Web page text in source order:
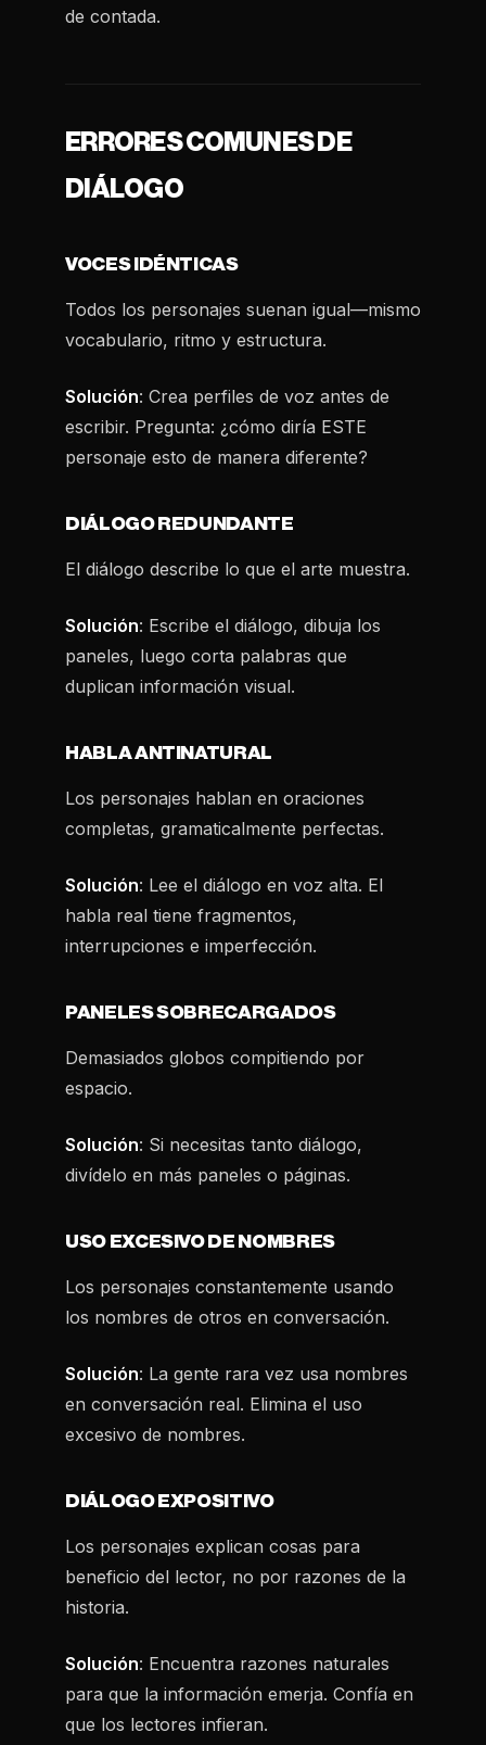
de contada.
ERRORES COMUNES DE
DIÁLOGO
VOCES IDÉNTICAS
Todos los personajes suenan igual—mismo
vocabulario, ritmo y estructura.
Solución: Crea perfiles de voz antes de
escribir. Pregunta: ¿cómo diría ESTE
personaje esto de manera diferente?
DIÁLOGO REDUNDANTE
El diálogo describe lo que el arte muestra.
Solución: Escribe el diálogo, dibuja los
paneles, luego corta palabras que
duplican información visual.
HABLA ANTINATURAL
Los personajes hablan en oraciones
completas, gramaticalmente perfectas.
Solución: Lee el diálogo en voz alta. El
habla real tiene fragmentos,
interrupciones e imperfección.
PANELES SOBRECARGADOS
Demasiados globos compitiendo por
espacio.
Solución: Si necesitas tanto diálogo,
divídelo en más paneles o páginas.
USO EXCESIVO DE NOMBRES
Los personajes constantemente usando
los nombres de otros en conversación.
Solución: La gente rara vez usa nombres
en conversación real. Elimina el uso
excesivo de nombres.
DIÁLOGO EXPOSITIVO
Los personajes explican cosas para
beneficio del lector, no por razones de la
historia.
Solución: Encuentra razones naturales
para que la información emerja. Confía en
que los lectores infieran.